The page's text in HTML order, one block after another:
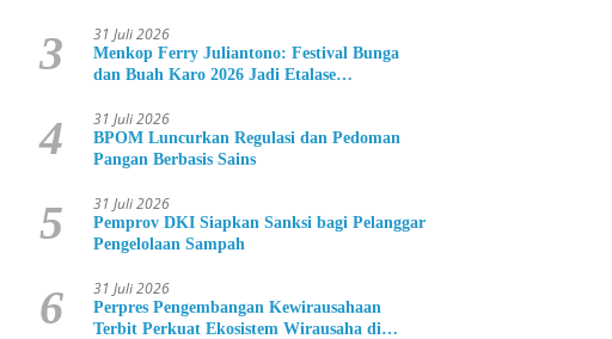
3 31 Juli 2026
Menkop Ferry Juliantono: Festival Bunga
dan Buah Karo 2026 Jadi Etalase
4 31 Juli 2026
BPOM Luncurkan Regulasi dan Pedoman
Pangan Berbasis Sains
5 31 Juli 2026
Pemprov DKI Siapkan Sanksi bagi Pelanggar
Pengelolaan Sampah
6 31 Juli 2026
Perpres Pengembangan Kewirausahaan
Terbit Perkuat Ekosistem Wirausaha di